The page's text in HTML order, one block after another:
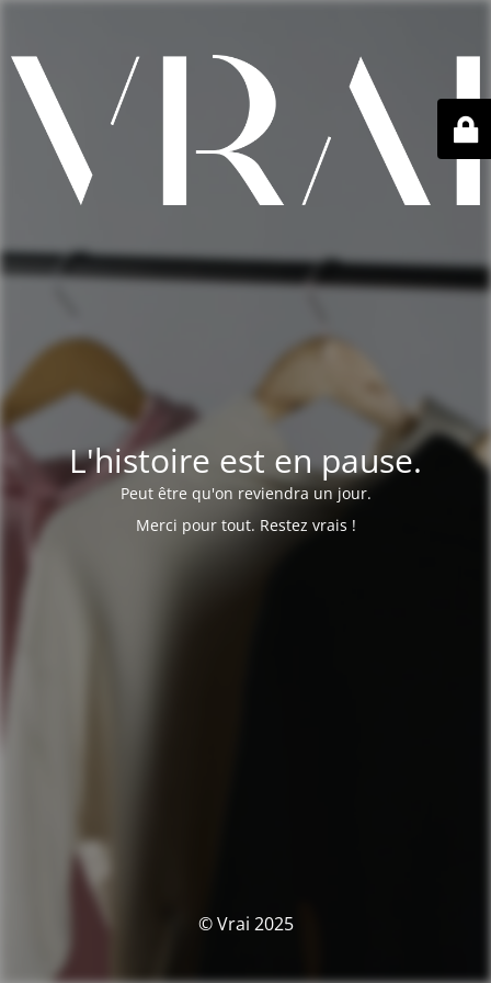
L'histoire est en pause.
Peut être qu'on reviendra un jour.
Merci pour tout. Restez vrais !
© Vrai 2025